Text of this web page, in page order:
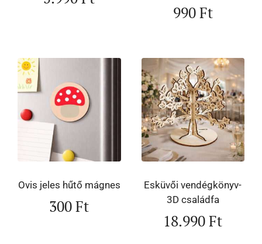
990Ft
Ovis jeles hűtő mágnes
300Ft
Esküvői vendégkönyv-
3D családfa
18.990Ft